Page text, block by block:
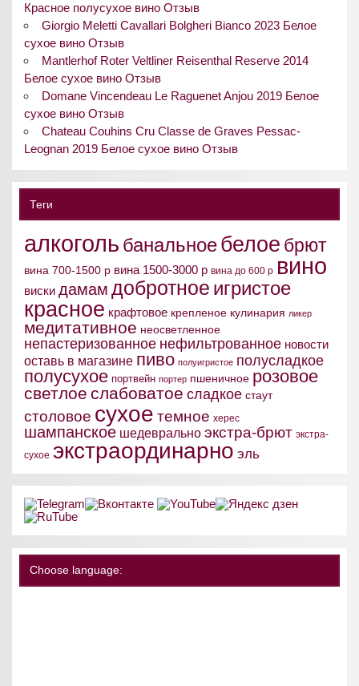
Красное полусухое вино Отзыв
Giorgio Meletti Cavallari Bolgheri Bianco 2023 Белое
сухое вино Отзыв
Mantlerhof Roter Veltliner Reisenthal Reserve 2014
Белое сухое вино Отзыв
Domane Vincendeau Le Raguenet Anjou 2019 Белое
сухое вино Отзыв
Chateau Couhins Cru Classe de Graves Pessac-
Leognan 2019 Белое сухое вино Отзыв
Теги
алкоголь банальноебелое брют
вина 700-1500 р вина 1500-3000 р вина до 600 р вино
виски дамам добротное игристое
красное крафтовое крепленое кулинария ликер
медитативное неосветленное
непастеризованное нефильтрованное новости
оставь в магазине пиво полуигристое полусладкое
полусухое портвейн портер пшеничное розовое
светлое слабоватое сладкое стаут
столовое сухое темное херес
шампанское шедеврально экстра-брют экстра-
сухое экстраординарно эль
Choose language: